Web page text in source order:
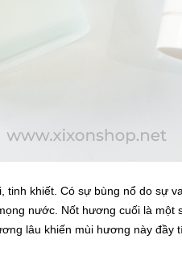
khiết. Có sự bùng nổ do sự
nước. Nốt hương cuối là một
lâu khiến mùi hương này đầy